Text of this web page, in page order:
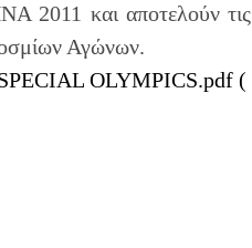
2011 και αποτελούν τις
Αγώνων.
OLYMPICS.pdf (